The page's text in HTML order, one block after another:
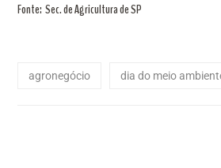
Fonte: Sec. de Agricultura de SP
agronegócio dia do meio